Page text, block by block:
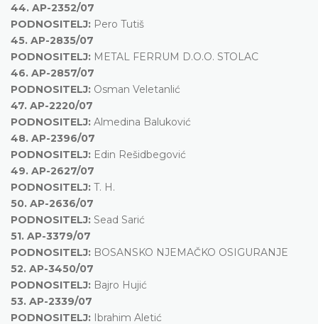
44. AP-2352/07
PODNOSITELJ: Pero Tutiš
45. AP-2835/07
PODNOSITELJ: METAL FERRUM D.O.O. STOLAC
46. AP-2857/07
PODNOSITELJ: Osman Veletanlić
47. AP-2220/07
PODNOSITELJ: Almedina Baluković
48. AP-2396/07
PODNOSITELJ: Edin Rešidbegović
49. AP-2627/07
PODNOSITELJ: T. H.
50. AP-2636/07
PODNOSITELJ: Sead Sarić
51. AP-3379/07
PODNOSITELJ: BOSANSKO NJEMAČKO OSIGURANJE
52. AP-3450/07
PODNOSITELJ: Bajro Hujić
53. AP-2339/07
PODNOSITELJ: Ibrahim Aletić